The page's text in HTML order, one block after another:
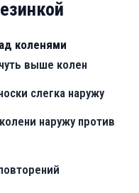
коленями
выше колен
слегка наружу
наружу против